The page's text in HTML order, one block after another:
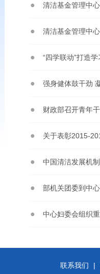
清洁基金管理中
“四学联动”打造
强身健体鼓干劲
财政部召开青年
部机关团委到中
中心妇委会组织
联系我们 |